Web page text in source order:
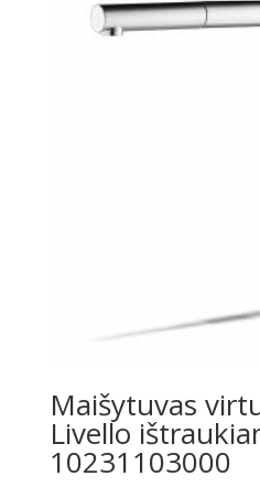
Maišytuvas
Livello
10231103000